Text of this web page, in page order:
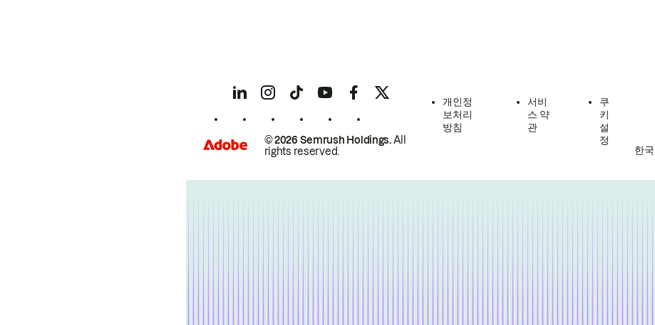
© 2026 Semrush Holdings.All
rights reserved.
개인정
보처리
방침
서비
스 약
관
쿠
키
설
정
한